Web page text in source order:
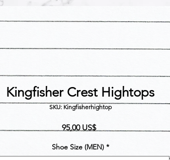
Kingfisher Crest Hightops
SKU: Kingfisherhightop
95,00 US$Precio
Shoe Size (MEN) *